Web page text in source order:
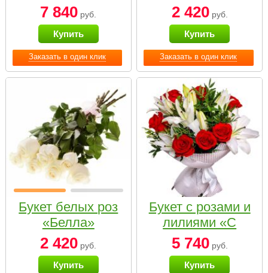
Заказать в один клик
7 840 руб.
Купить
Заказать в один клик
2 420руб.
Купить
Букет белых роз
«Белла»
2 420 руб.
Купить
Букет с розами и
лилиями «С
наилучшими
пожеланиями»
5 740руб.
Купить